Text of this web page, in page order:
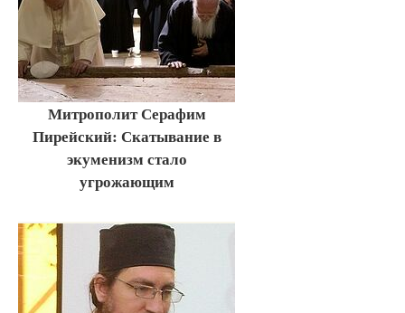
Митрополит Серафим
Пирейский: Скатывание в
экуменизм стало
угрожающим